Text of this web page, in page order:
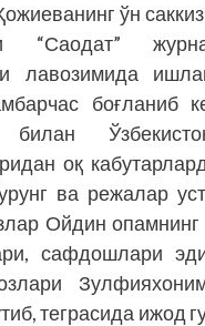
ўн
“Саодат”
лавозимида
боғланиб
билан
оқ
ва режалар
Ойдин
сафдошлари
теграсида ижод